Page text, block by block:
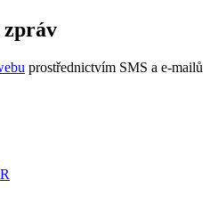
zpráv
prostřednictvím SMS a e-mailů